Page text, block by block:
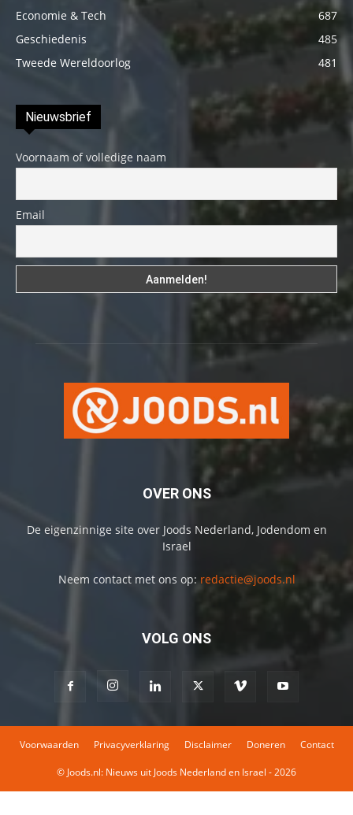
Economie & Tech
687
Geschiedenis
485
Tweede Wereldoorlog
481
Nieuwsbrief
Voornaam of volledige naam
Email
OVER ONS
De eigenzinnige site over Joods Nederland, Jodendom en
Israel
Neem contact met ons op: redactie@joods.nl
VOLG ONS
Voorwaarden Privacyverklaring Disclaimer Doneren Contact
© Joods.nl: Nieuws uit Joods Nederland en Israel - 2026